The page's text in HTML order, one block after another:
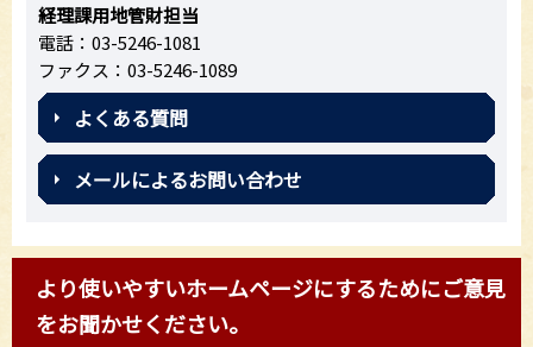
経理課用地管財担当
電話：03-5246-1081
ファクス：03-5246-1089
よくある質問
メールによるお問い合わせ
より使いやすいホームページにするためにご意見
をお聞かせください。